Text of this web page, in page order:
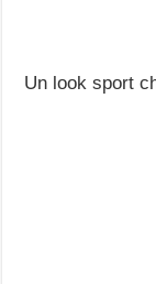
Un look sport